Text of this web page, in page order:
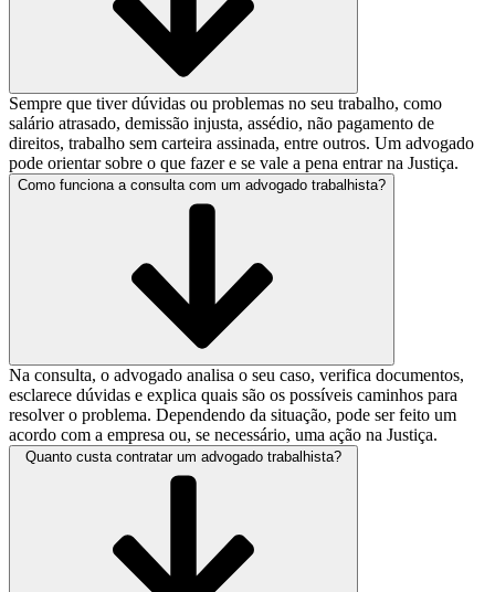
Sempre que tiver dúvidas ou problemas no seu trabalho, como
salário atrasado, demissão injusta, assédio, não pagamento de
direitos, trabalho sem carteira assinada, entre outros. Um advogado
pode orientar sobre o que fazer e se vale a pena entrar na Justiça.
Como funciona a consulta com um advogado trabalhista?
Na consulta, o advogado analisa o seu caso, verifica documentos,
esclarece dúvidas e explica quais são os possíveis caminhos para
resolver o problema. Dependendo da situação, pode ser feito um
acordo com a empresa ou, se necessário, uma ação na Justiça.
Quanto custa contratar um advogado trabalhista?